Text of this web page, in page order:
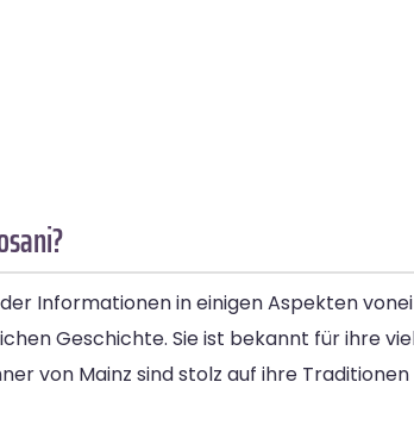
Informationen in einigen Aspekten
Geschichte. Sie ist bekannt für ihre
von Mainz sind stolz auf ihre